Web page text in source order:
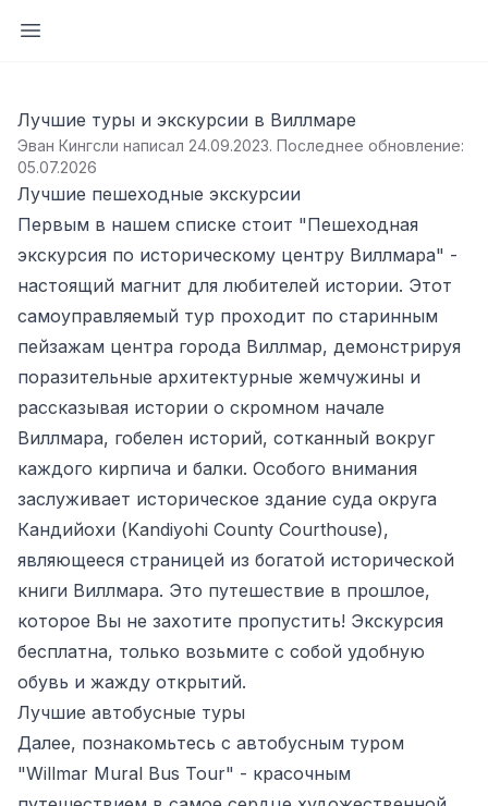
Открыть боковую панель
Лучшие туры и экскурсии в Виллмаре
Эван Кингсли написал 24.09.2023. Последнее обновление:
05.07.2026
Лучшие пешеходные экскурсии
Первым в нашем списке стоит "Пешеходная
экскурсия по историческому центру Виллмара" -
настоящий магнит для любителей истории. Этот
самоуправляемый тур проходит по старинным
пейзажам центра города Виллмар, демонстрируя
поразительные архитектурные жемчужины и
рассказывая истории о скромном начале
Виллмара, гобелен историй, сотканный вокруг
каждого кирпича и балки. Особого внимания
заслуживает историческое здание суда округа
Кандийохи (Kandiyohi County Courthouse),
являющееся страницей из богатой исторической
книги Виллмара. Это путешествие в прошлое,
которое Вы не захотите пропустить! Экскурсия
бесплатна, только возьмите с собой удобную
обувь и жажду открытий.
Лучшие автобусные туры
Далее, познакомьтесь с автобусным туром
"Willmar Mural Bus Tour" - красочным